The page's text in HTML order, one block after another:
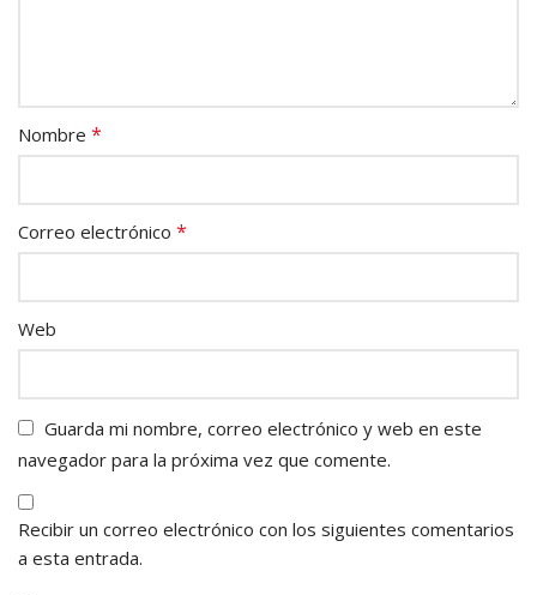
Nombre *
Correo electrónico *
Web
Guarda mi nombre, correo electrónico y web en este
navegador para la próxima vez que comente.
Recibir un correo electrónico con los siguientes comentarios
a esta entrada.